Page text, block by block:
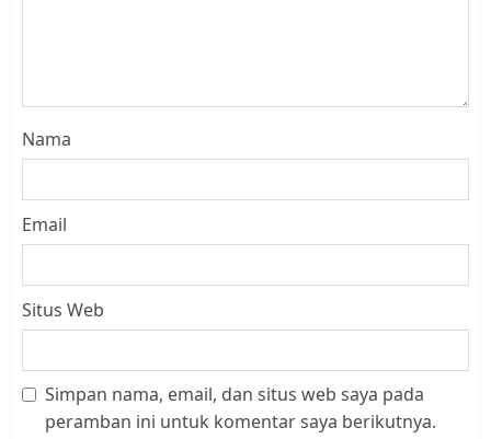
Nama
Email
Situs Web
Simpan nama, email, dan situs web saya pada
peramban ini untuk komentar saya berikutnya.
Datangi Pemko Batam, Warga